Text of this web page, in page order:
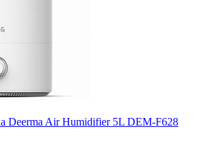
Deerma Air Humidifier 5L DEM-F628